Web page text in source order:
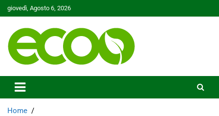
Skip
to
giovedì, Agosto 6, 2026
Ecoo.it
Home